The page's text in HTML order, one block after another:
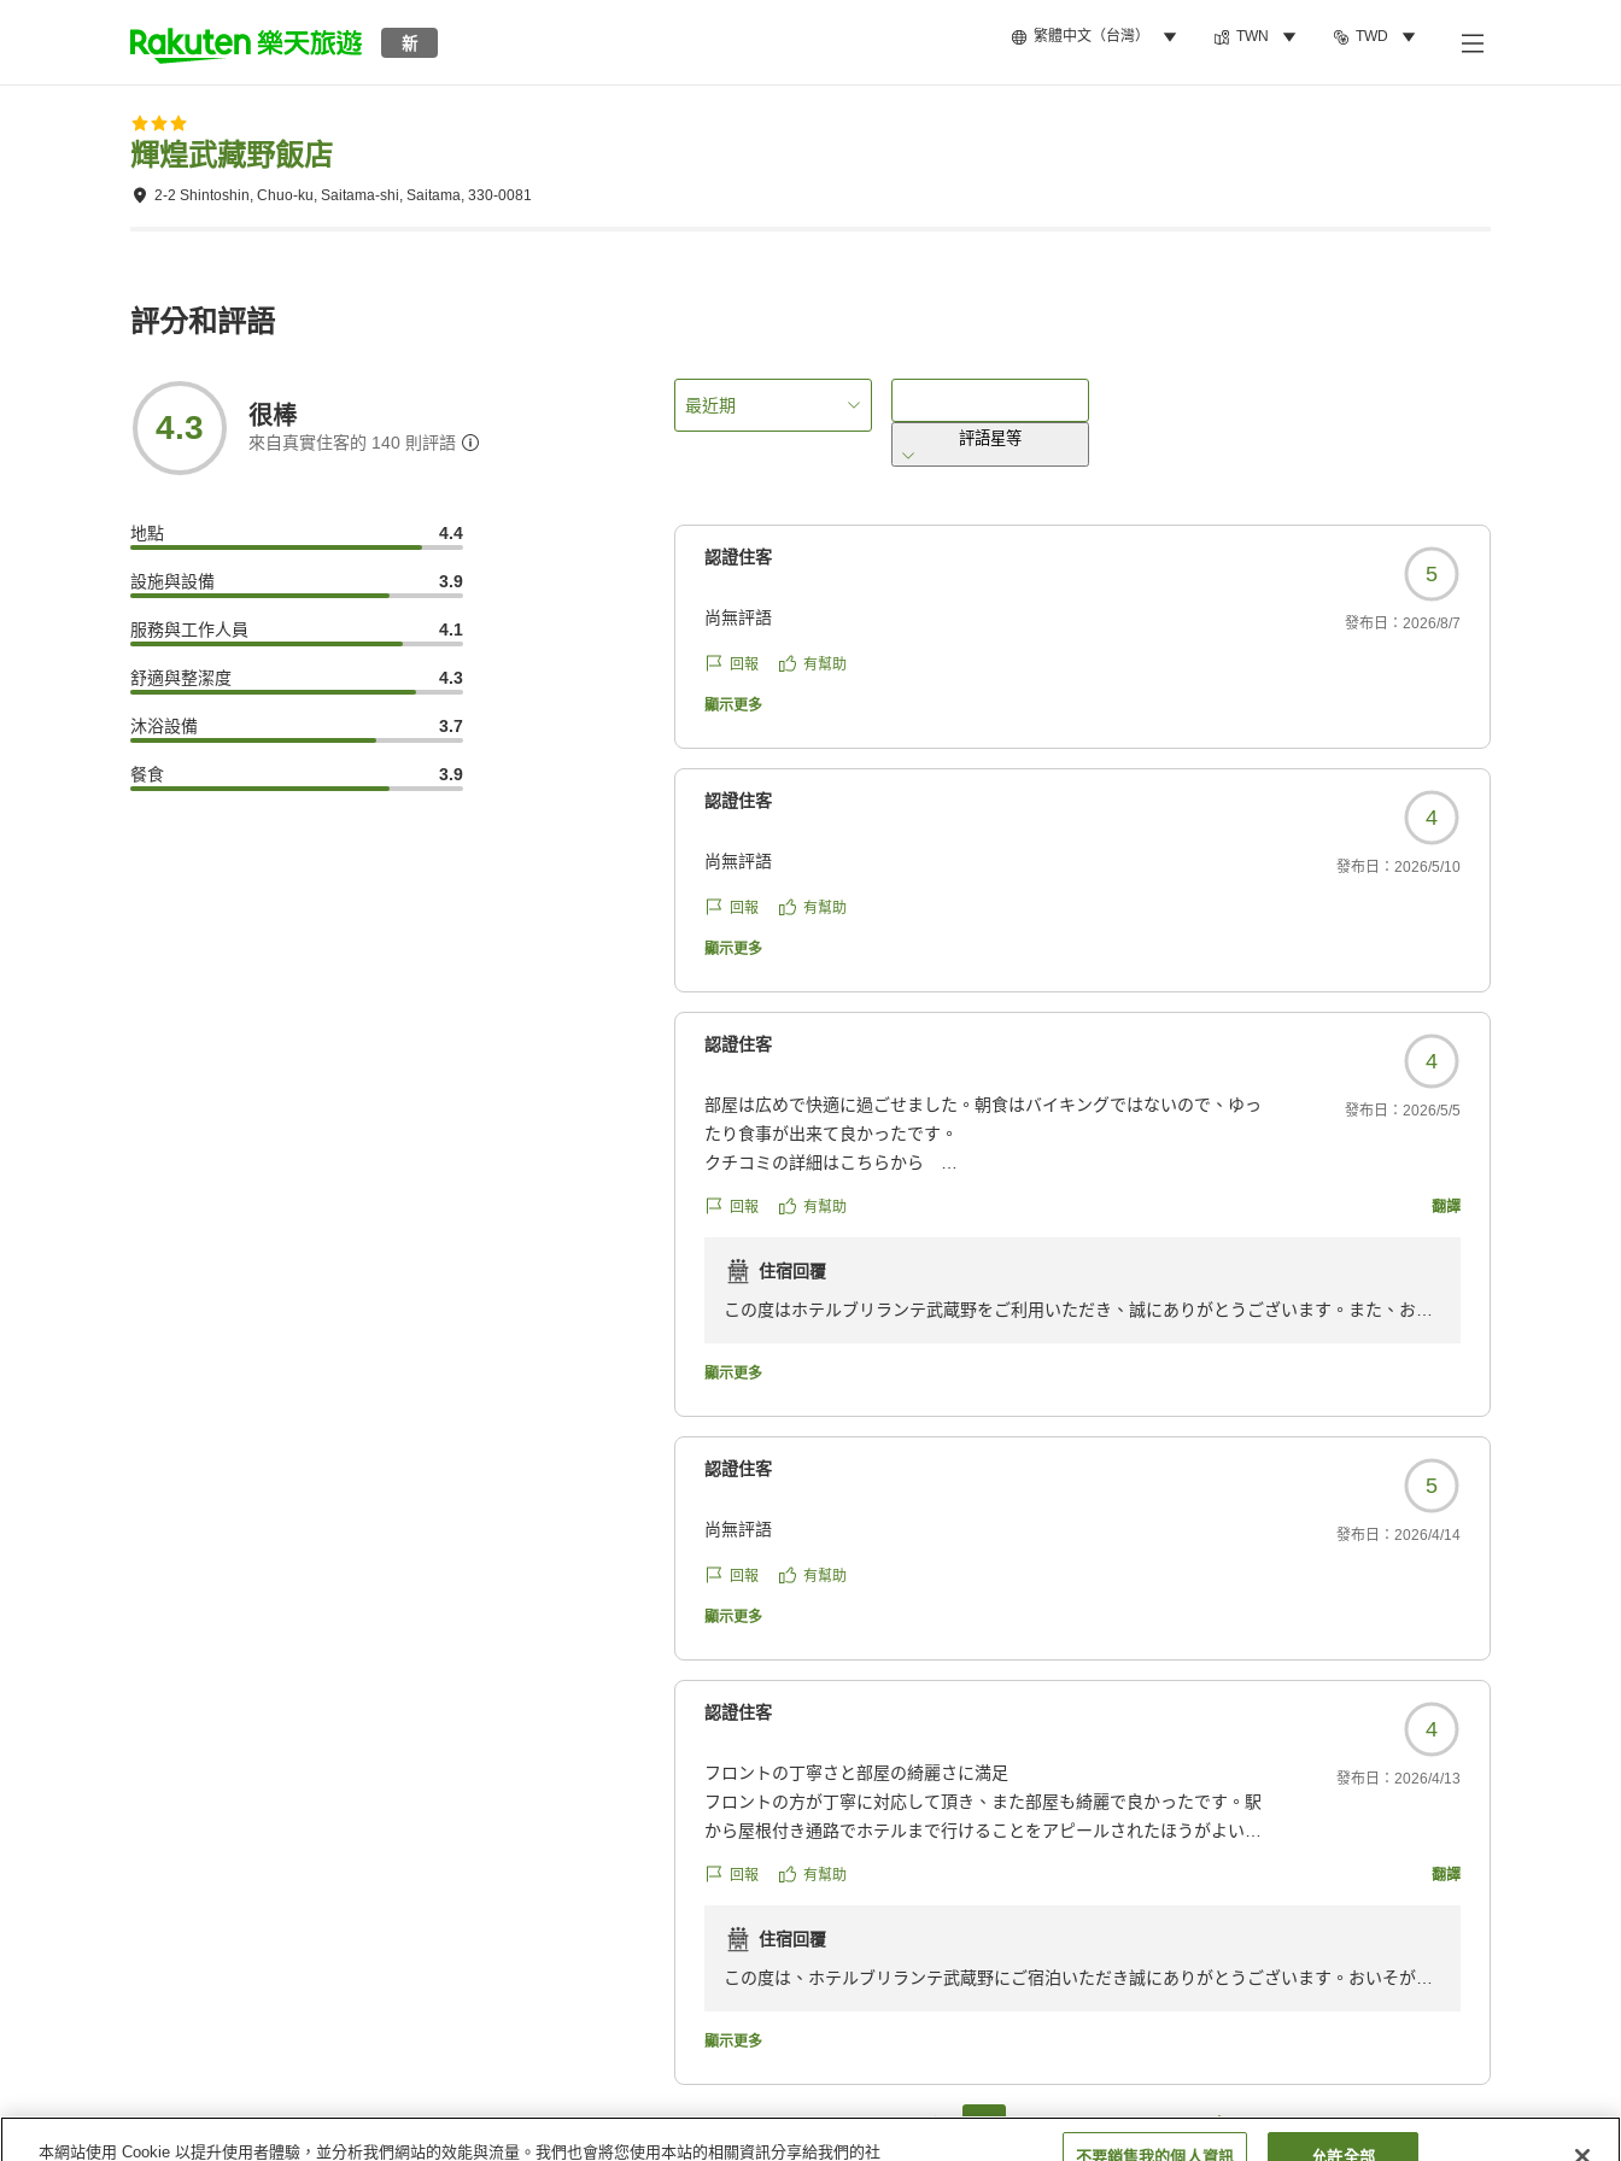
新 繁體中文（台灣） TWN TWD
輝煌武藏野飯店
2-2 Shintoshin, Chuo-ku, Saitama-shi, Saitama, 330-0081
評分和評語
4.3 很棒
來自真實住客的 140 則評語
地點 4.4
設施與設備 3.9
服務與工作人員 4.1
舒適與整潔度 4.3
沐浴設備 3.7
餐食 3.9
最近期
評語星等
認證住客
5
尚無評語 發布日： 2026/8/7
回報 有幫助
顯示更多
認證住客
4
尚無評語 發布日： 2026/5/10
回報 有幫助
顯示更多
認證住客
4
部屋は広めで快適に過ごせました。朝食はバイキングではないので、ゆっ
たり食事が出来て良かったです。
クチコミの詳細はこちらから
reviewId=33123477549998
發布日： 2026/5/5
回報 有幫助 翻譯
住宿回覆
この度はホテルブリランテ武蔵野をご利用いただき、誠にありがとうございます。また、おい
います。ドレッサーのついた機能的なデスクに、窓も大きめで、シングルでありながら広々と
顯示更多
認證住客
5
尚無評語 發布日： 2026/4/14
回報 有幫助
顯示更多
認證住客
4
フロントの丁寧さと部屋の綺麗さに満足
フロントの方が丁寧に対応して頂き、また部屋も綺麗で良かったです。駅
から屋根付き通路でホテルまで行けることをアピールされたほうがよいか
https://review.travel.rakuten.co.jp/hotel/voice/18895?
reviewId=33123477373390
發布日： 2026/4/13
回報 有幫助 翻譯
住宿回覆
この度は、ホテルブリランテ武蔵野にご宿泊いただき誠にありがとうございます。おいそがし
お褒めのお言葉と、さらにアピールポイントまで、ご紹介いただき感謝申し上げます。さいた
玉にお越しの際には、当ホテルにお宿泊いただけますこと、心よりお待ちしております。
顯示更多
…
本網站使用 Cookie 以提升使用者體驗，並分析我們網站的效能與流量。我們也會將您使用本站的相關資訊分享給我們的社 不要銷售我的個人資訊 允許全部